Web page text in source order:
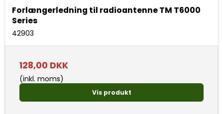
Forlængerledning til radioantenne TM T6000
Series
42903
128,00 DKK
(inkl. moms)
Vis produkt